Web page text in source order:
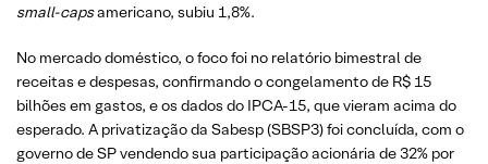
small-capsamericano, subiu 1,8%.
No mercado doméstico, o foco foi no relatório bimestral de
receitas e despesas, confirmando o congelamento de R$ 15
bilhões em gastos, e os dados do IPCA-15, que vieram acima do
esperado. A privatização da Sabesp (SBSP3) foi concluída, com o
governo de SP vendendo sua participação acionária de 32% por